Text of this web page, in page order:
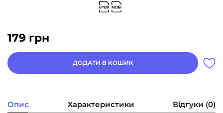
179 грн
ДОДАТИ В КОШИК
Опис Характеристики Відгуки (0)